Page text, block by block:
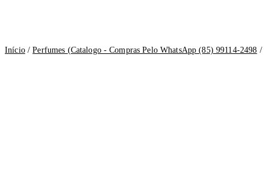
Início/Perfumes (Catalogo - Compras Pelo WhatsApp (85) 99114-2498 /